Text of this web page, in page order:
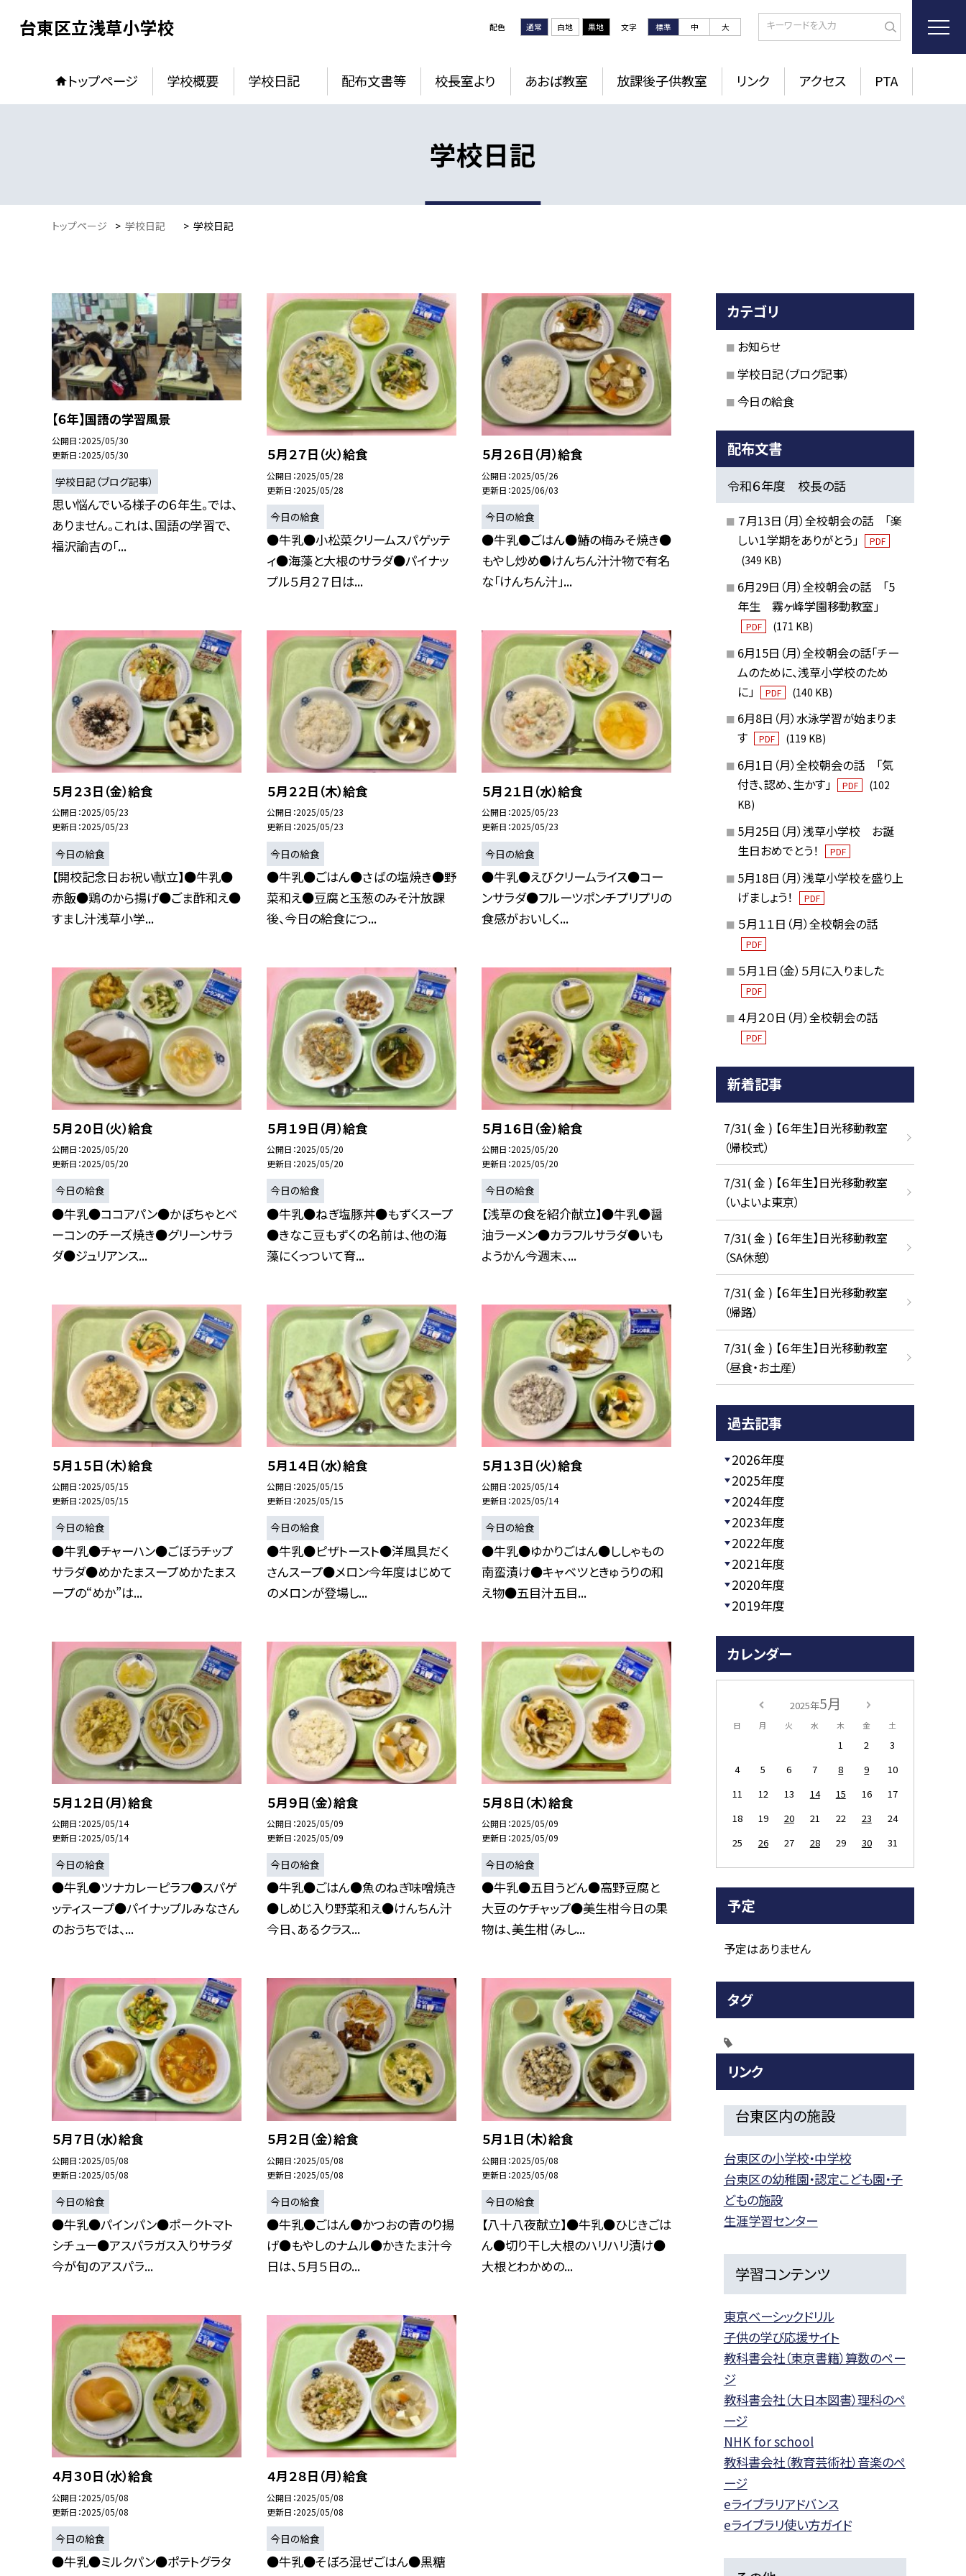
台東区立浅草小学校 配色 通常 白地 黒地 文字 標準 中 大
トップページ 学校概要 学校日記 配布文書等 校長室より あおば教室 放課後子供教室 リンク アクセス PTA
学校日記
トップページ > 学校日記 > 学校日記
【６年】国語の学習風景
公開日 2025/05/30
更新日 2025/05/30
学校日記（ブログ記事）
思い悩んでいる様子の６年生。では、
ありません。これは、国語の学習で、
福沢諭吉の「...
５月２７日（火）給食
公開日 2025/05/28
更新日 2025/05/28
今日の給食
●牛乳●小松菜クリームスパゲッテ
ィ●海藻と大根のサラダ●パイナッ
プル５月２７日は...
５月２６日（月）給食
公開日 2025/05/26
更新日 2025/06/03
今日の給食
●牛乳●ごはん●鰆の梅みそ焼き●
もやし炒め●けんちん汁汁物で有名
な「けんちん汁」...
５月２３日（金）給食
公開日 2025/05/23
更新日 2025/05/23
今日の給食
【開校記念日お祝い献立】●牛乳●
赤飯●鶏のから揚げ●ごま酢和え●
すまし汁浅草小学...
５月２２日（木）給食
公開日 2025/05/23
更新日 2025/05/23
今日の給食
●牛乳●ごはん●さばの塩焼き●野
菜和え●豆腐と玉葱のみそ汁放課
後、今日の給食につ...
５月２１日（水）給食
公開日 2025/05/23
更新日 2025/05/23
今日の給食
●牛乳●えびクリームライス●コー
ンサラダ●フルーツポンチプリプリの
食感がおいしく...
５月２０日（火）給食
公開日 2025/05/20
更新日 2025/05/20
今日の給食
●牛乳●ココアパン●かぼちゃとベ
ーコンのチーズ焼き●グリーンサラ
ダ●ジュリアンス...
５月１９日（月）給食
公開日 2025/05/20
更新日 2025/05/20
今日の給食
●牛乳●ねぎ塩豚丼●もずくスープ
●きなこ豆もずくの名前は、他の海
藻にくっついて育...
５月１６日（金）給食
公開日 2025/05/20
更新日 2025/05/20
今日の給食
【浅草の食を紹介献立】●牛乳●醤
油ラーメン●カラフルサラダ●いも
ようかん今週末、...
５月１５日（木）給食
公開日 2025/05/15
更新日 2025/05/15
今日の給食
●牛乳●チャーハン●ごぼうチップ
サラダ●めかたまスープめかたまス
ープの“めか”は...
５月１４日（水）給食
公開日 2025/05/15
更新日 2025/05/15
今日の給食
●牛乳●ピザトースト●洋風具だく
さんスープ●メロン今年度はじめて
のメロンが登場し...
５月１３日（火）給食
公開日 2025/05/14
更新日 2025/05/14
今日の給食
●牛乳●ゆかりごはん●ししゃもの
南蛮漬け●キャベツときゅうりの和
え物●五目汁五目...
５月１２日（月）給食
公開日 2025/05/14
更新日 2025/05/14
今日の給食
●牛乳●ツナカレーピラフ●スパゲ
ッティスープ●パイナップルみなさん
のおうちでは、...
５月９日（金）給食
公開日 2025/05/09
更新日 2025/05/09
今日の給食
●牛乳●ごはん●魚のねぎ味噌焼き
●しめじ入り野菜和え●けんちん汁
今日、あるクラス...
５月８日（木）給食
公開日 2025/05/09
更新日 2025/05/09
今日の給食
●牛乳●五目うどん●高野豆腐と
大豆のケチャップ●美生柑今日の果
物は、美生柑（みし...
５月７日（水）給食
公開日 2025/05/08
更新日 2025/05/08
今日の給食
●牛乳●パインパン●ポークトマト
シチュー●アスパラガス入りサラダ
今が旬のアスパラ...
５月２日（金）給食
公開日 2025/05/08
更新日 2025/05/08
今日の給食
●牛乳●ごはん●かつおの青のり揚
げ●もやしのナムル●かきたま汁今
日は、５月５日の...
５月１日（木）給食
公開日 2025/05/08
更新日 2025/05/08
今日の給食
【八十八夜献立】●牛乳●ひじきごは
ん●切り干し大根のハリハリ漬け●
大根とわかめの...
４月３０日（水）給食
公開日 2025/05/08
更新日 2025/05/08
今日の給食
●牛乳●ミルクパン●ポテトグラタ
４月２８日（月）給食
公開日 2025/05/08
更新日 2025/05/08
今日の給食
●牛乳●そぼろ混ぜごはん●黒糖
カテゴリ
お知らせ
学校日記（ブログ記事）
今日の給食
配布文書
令和６年度 校長の話
７月13日（月）全校朝会の話 「楽
しい１学期をありがとう」
PDF
(349 KB)
6月29日（月）全校朝会の話 「5
年生 霧ヶ峰学園移動教室」
PDF (171 KB)
6月15日（月）全校朝会の話「チー
ムのために、浅草小学校のため
に」
PDF (140 KB)
6月8日（月）水泳学習が始まりま
す
PDF (119 KB)
6月1日（月）全校朝会の話 「気
付き、認め、生かす」
PDF
(102
KB)
5月25日（月）浅草小学校 お誕
生日おめでとう！
PDF
5月18日（月）浅草小学校を盛り上
げましょう！
PDF
５月１１日（月）全校朝会の話
PDF
５月１日（金）５月に入りました
PDF
４月２０日（月）全校朝会の話
PDF
新着記事
7/31( 金 ) 【６年生】日光移動教室
（帰校式）
7/31( 金 ) 【６年生】日光移動教室
（いよいよ東京）
7/31( 金 ) 【６年生】日光移動教室
（SA休憩）
7/31( 金 ) 【６年生】日光移動教室
（帰路）
7/31( 金 ) 【６年生】日光移動教室
（昼食・お土産）
過去記事
2026年度
2025年度
2024年度
2023年度
2022年度
2021年度
2020年度
2019年度
カレンダー
2025年5月
日 月 火 水 木 金 土
1 2
3
4
5 6 7 8 9
10
11
12 13 14 15 16
17
18
19 20 21 22 23
24
25
26 27 28 29 30 31
予定
予定はありません
タグ
リンク
台東区内の施設
台東区の小学校・中学校
台東区の幼稚園・認定こども園・子
どもの施設
生涯学習センター
学習コンテンツ
東京ベーシックドリル
子供の学び応援サイト
教科書会社（東京書籍）算数のペー
ジ
教科書会社（大日本図書）理科のペ
ージ
NHK for school
教科書会社（教育芸術社）音楽のペ
ージ
eライブラリアドバンス
eライブラリ使い方ガイド